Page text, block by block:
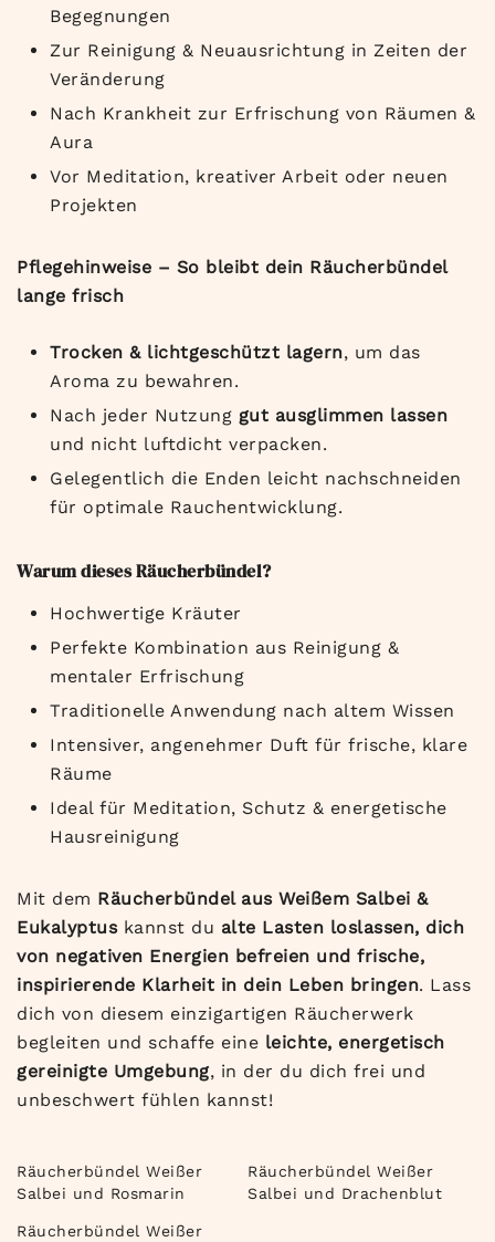
Begegnungen
Zur Reinigung & Neuausrichtung in Zeiten der
Veränderung
Nach Krankheit zur Erfrischung von Räumen &
Aura
Vor Meditation, kreativer Arbeit oder neuen
Projekten
Pflegehinweise – So bleibt dein Räucherbündel
lange frisch
Trocken & lichtgeschützt lagern, um das
Aroma zu bewahren.
Nach jeder Nutzung gut ausglimmen lassen
und nicht luftdicht verpacken.
Gelegentlich die Enden leicht nachschneiden
für optimale Rauchentwicklung.
Warum dieses Räucherbündel?
Hochwertige Kräuter
Perfekte Kombination aus Reinigung &
mentaler Erfrischung
Traditionelle Anwendung nach altem Wissen
Intensiver, angenehmer Duft für frische, klare
Räume
Ideal für Meditation, Schutz & energetische
Hausreinigung
Mit dem Räucherbündel aus Weißem Salbei &
Eukalyptuskannst du alte Lasten loslassen, dich
von negativen Energien befreien und frische,
inspirierende Klarheit in dein Leben bringen. Lass
dich von diesem einzigartigen Räucherwerk
begleiten und schaffe eine leichte, energetisch
gereinigte Umgebung, in der du dich frei und
unbeschwert fühlen kannst!
Räucherbündel Weißer
Salbei und Rosmarin
Räucherbündel Weißer
Salbei und Drachenblut
Räucherbündel Weißer